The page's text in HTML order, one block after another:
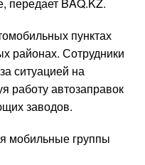
пунктах
районах. Сотрудники
ситуацией на
работу автозаправок
заводов.
мобильные группы